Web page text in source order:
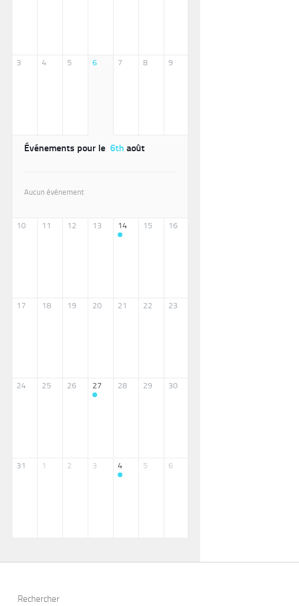
3 4 5 6 7 8 9
Événements pour le 6th août
Aucun événement
10 11 12 13 14 15 16
17 18 19 20 21 22 23
24 25 26 27 28 29 30
31 1 2 3 4 5 6
Rechercher